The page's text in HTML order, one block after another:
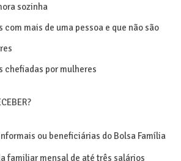
sozinha
com mais de uma pessoa e que não são
chefiadas por mulheres
ou beneficiárias do Bolsa Família
familiar mensal de até três salários